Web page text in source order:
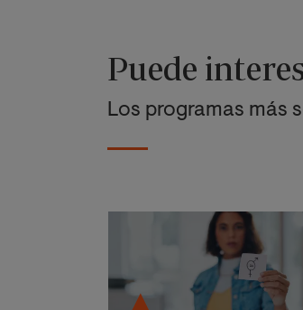
Puede
Los programas más